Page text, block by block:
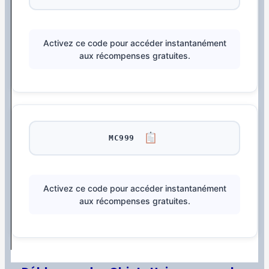
Activez ce code pour accéder instantanément
aux récompenses gratuites.
MC999
Activez ce code pour accéder instantanément
aux récompenses gratuites.